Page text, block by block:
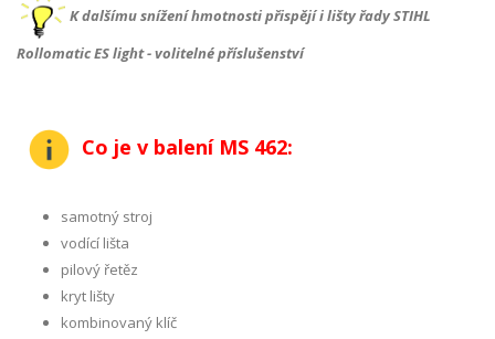
K dalšímu snížení hmotnosti přispějí i lišty řady STIHL
Rollomatic ES light - volitelné příslušenství
Co je v balení MS 462:
samotný stroj
vodící lišta
pilový řetěz
kryt lišty
kombinovaný klíč